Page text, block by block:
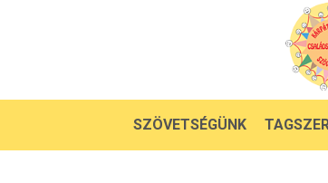
SZÖVETSÉGÜNK